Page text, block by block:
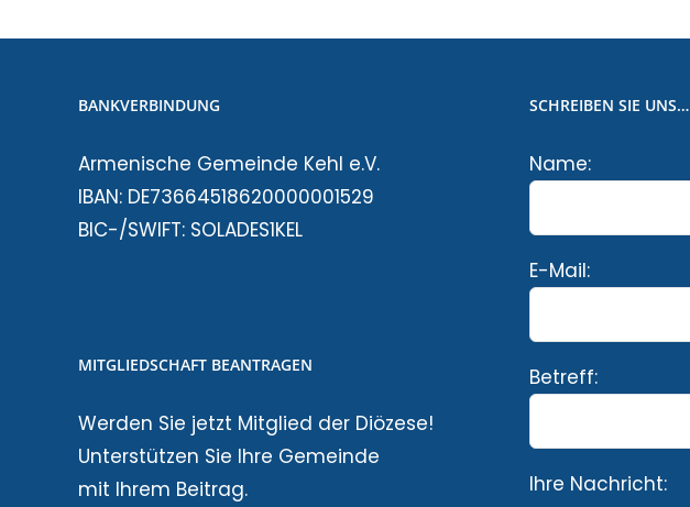
BANKVERBINDUNG
Armenische Gemeinde Kehl e.V.
IBAN: DE73664518620000001529
BIC-/SWIFT: SOLADES1KEL
MITGLIEDSCHAFT BEANTRAGEN
Werden Sie jetzt Mitglied der Diözese!
Unterstützen Sie Ihre Gemeinde
mit Ihrem Beitrag.
SCHREIBEN SIE UNS…
Name:
E-Mail:
Betreff:
Ihre Nachricht: